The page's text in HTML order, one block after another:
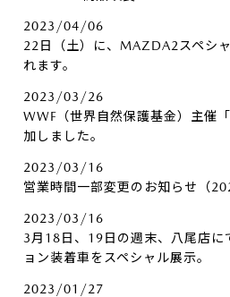
2023/04/06
22日（土）に、MAZDA2スペシ
れます。
2023/03/26
WWF（世界自然保護基金）主催
加しました。
2023/03/16
営業時間一部変更のお知らせ（
2023/03/16
3月18日、19日の週末、八尾店
ョン装着車をスペシャル展示。
2023/01/27